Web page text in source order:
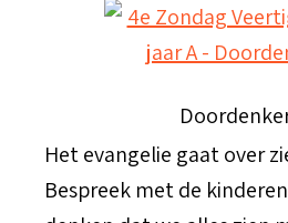
Het evangelie gaat over
Bespreek met de